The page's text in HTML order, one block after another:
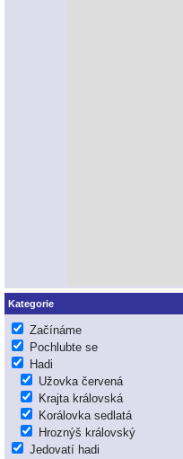
Kategorie
Začínáme
Pochlubte se
Hadi
Užovka červená
Krajta královská
Korálovka sedlatá
Hroznýš královský
Jedovatí hadi